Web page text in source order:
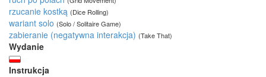
rzucanie kostką (Dice Rolling)
wariant solo (Solo / Solitaire Game)
zabieranie (negatywna interakcja) (Take That)
Wydanie
Instrukcja